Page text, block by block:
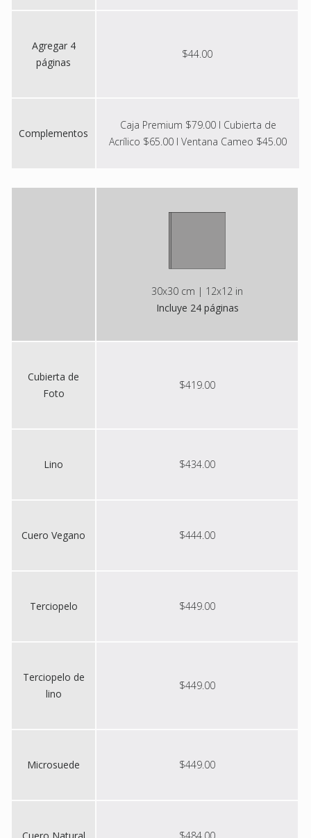
Agregar 4
páginas
$44.00
Complementos
Caja Premium $79.00 I Cubierta de
Acrílico $65.00 I Ventana Cameo $45.00
30x30 cm | 12x12 in
Incluye 24 páginas
Cubierta de
Foto
$419.00
Lino $434.00
Cuero Vegano $444.00
Terciopelo $449.00
Terciopelo de
lino
$449.00
Microsuede $449.00